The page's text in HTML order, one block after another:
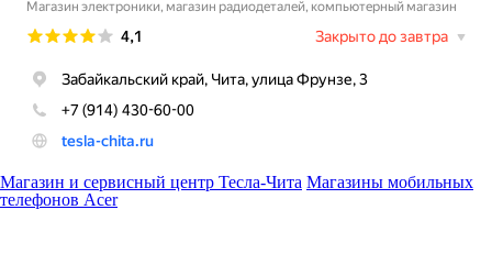
Магазин и сервисный центр Тесла-Чита Магазины мобильных
телефонов Acer